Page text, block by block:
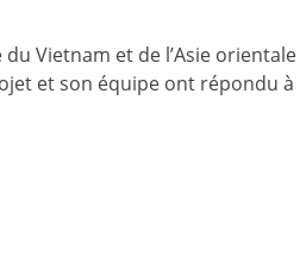
Vietnam et de l’Asie
et son équipe ont répondu